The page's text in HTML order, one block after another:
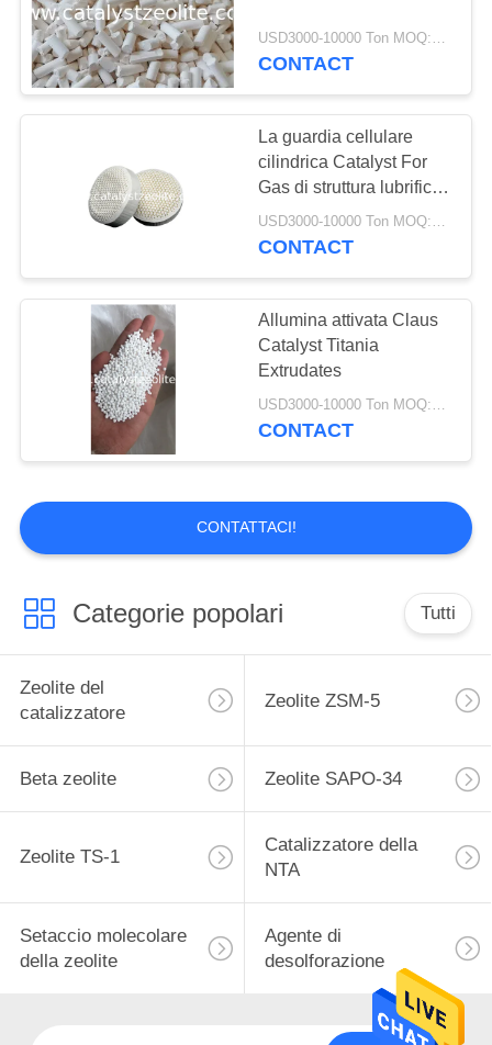
Catalizzatore fluido
di cracking catalitico
42
Supporto del
catalizzatore
dell'allumina
83
Catalizzatore su
ordinazione
USD3000-10000 Ton MOQ:1 chilogrammo
CONTACT
La guardia cellulare
cilindrica Catalyst For
Gas di struttura lubrifica
l'idro trattamento
USD3000-10000 Ton MOQ:1pcs
CONTACT
Allumina attivata Claus
Catalyst Titania
Extrudates
USD3000-10000 Ton MOQ:1pcs
CONTACT
CONTATTACI!
Categorie popolari Tutti
Zeolite del
catalizzatore
Zeolite ZSM-5
Beta zeolite Zeolite SAPO-34
Zeolite TS-1
Catalizzatore della
NTA
Setaccio molecolare
della zeolite
Agente di
desolforazione